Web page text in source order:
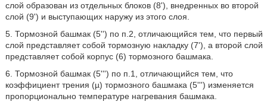
слой образован из отдельных блоков (8'), внедренных во второй
слой (9') и выступающих наружу из этого слоя.
5. Тормозной башмак (5'') по п.2, отличающийся тем, что первый
слой представляет собой тормозную накладку (7'), а второй слой
представляет собой корпус (6) тормозного башмака.
6. Тормозной башмак (5''') по п.1, отличающийся тем, что
коэффициент трения (µ) тормозного башмака (5''') изменяется
пропорционально температуре нагревания башмака.